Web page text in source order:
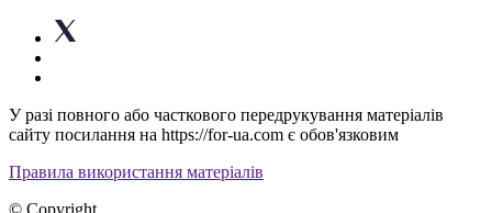
У разі повного або часткового передрукування матеріалів
сайту посилання на https://for-ua.com є обов'язковим
Правила використання матеріалів
© Copyright